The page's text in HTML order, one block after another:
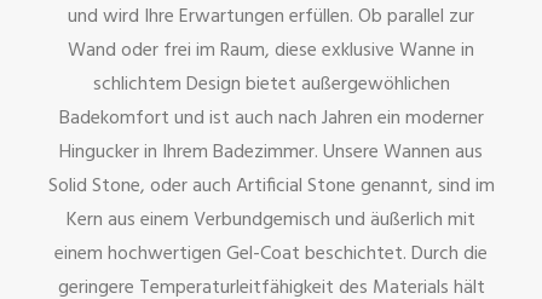
und wird Ihre Erwartungen erfüllen. Ob parallel zur
Wand oder frei im Raum, diese exklusive Wanne in
schlichtem Design bietet außergewöhlichen
Badekomfort und ist auch nach Jahren ein moderner
Hingucker in Ihrem Badezimmer. Unsere Wannen aus
Solid Stone, oder auch Artificial Stone genannt, sind im
Kern aus einem Verbundgemisch und äußerlich mit
einem hochwertigen Gel-Coat beschichtet. Durch die
geringere Temperaturleitfähigkeit des Materials hält